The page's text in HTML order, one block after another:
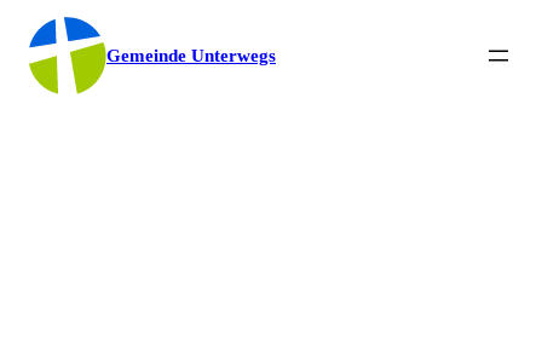
Gemeinde Unterwegs